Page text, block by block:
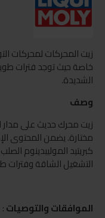
زيت المحركات لمحركات
خاصة حيث توجد فترات
الشديدة.
وصف
زيت محرك حديث على
مختارة. يضمن المحتوى
التشغيل الشاقة وفترات
الموافقات والتوصيات: